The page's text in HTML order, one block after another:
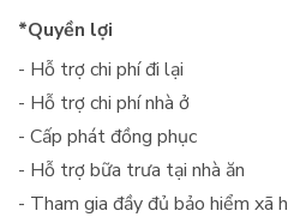
*Quyền lợi
- Hỗ trợ chi phí đi lại
- Hỗ trợ chi phí nhà ở
- Cấp phát đồng phục
- Hỗ trợ bữa trưa tại nhà ăn
- Tham gia đầy đủ bảo hiểm xã